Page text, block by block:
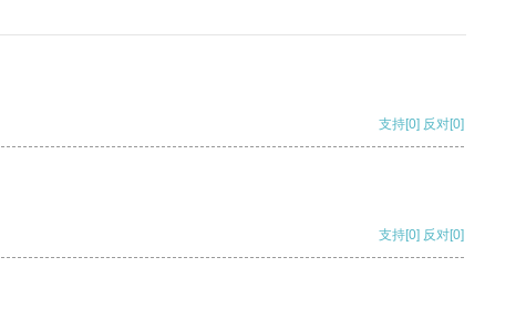
支持[0] 反对[0]
支持[0] 反对[0]